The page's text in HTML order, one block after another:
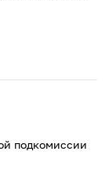
подкомиссии